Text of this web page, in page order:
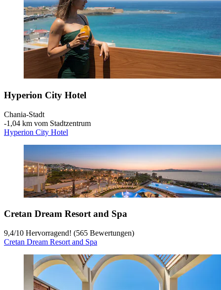
Hyperion City Hotel
Chania-Stadt
‐1,04 km vom Stadtzentrum
Hyperion City Hotel
Cretan Dream Resort and Spa
9,4/10 Hervorragend! (565 Bewertungen)
Cretan Dream Resort and Spa